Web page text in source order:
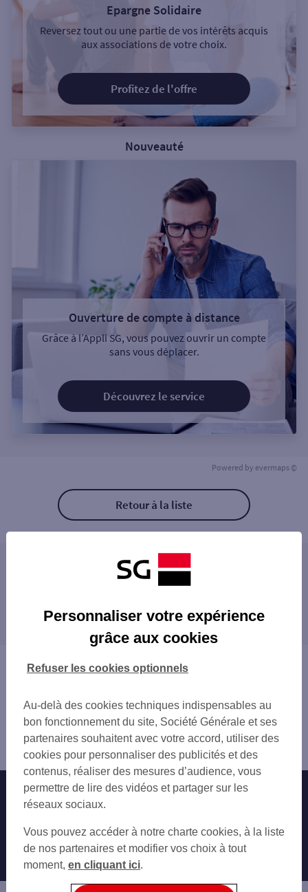
Epargne Solidaire
Reversez tout ou une partie de vos intérêts acquis
aux associations de votre choix.
Profitez de l'offre
Nouveauté
Ouverture de compte à distance
Grâce à l’Appli SG, vous pouvez ouvrir un compte
sans vous déplacer.
Découvrez le service
Powered by evermaps ©
Retour à la liste
Les distributeurs/automates à proximité
ONET LE CHATEAU 78 ROUTE D ESPALION
ESPALION 16 BD JOSEPH POULENC
proximité
ONET-LE-CHÂTEAU
Vous êtes ici : Accueil
Rodez
Distributeur/automate RODEZ 2 AV JEAN MONNET
Nos engagements Nous contacter
Autres sites SG
Professionnels
Entreprises
Personnaliser votre expérience
grâce aux cookies
Au-delà des cookies techniques indispensables au
bon fonctionnement du site, Société Générale et ses
partenaires souhaitent avec votre accord, utiliser des
cookies pour personnaliser des publicités et des
contenus, réaliser des mesures d’audience, vous
permettre de lire des vidéos et partager sur les
réseaux sociaux.
Vous pouvez accéder à notre charte cookies, à la liste
de nos partenaires et modifier vos choix à tout
moment, en cliquant ici.
Refuser les cookies optionnels